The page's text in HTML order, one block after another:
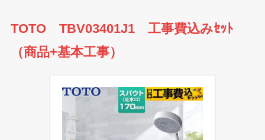
TOTO TBV03401J1 工事費込みｾｯﾄ
（商品+基本工事）